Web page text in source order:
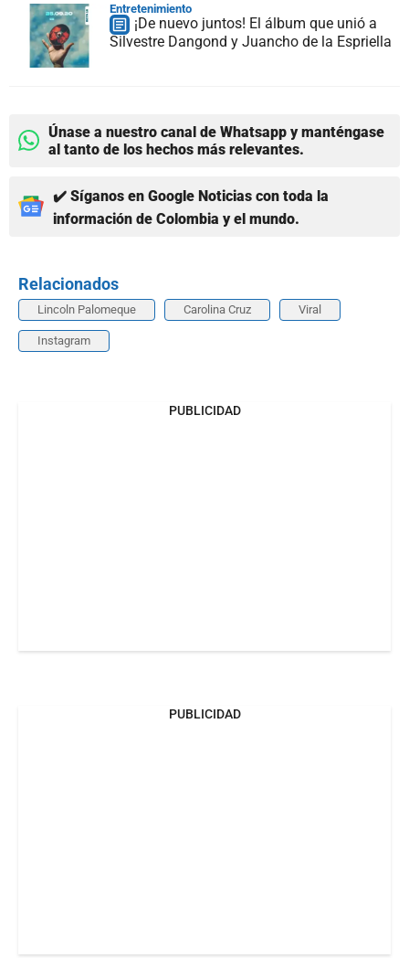
Entretenimiento
¡De nuevo juntos! El álbum que unió a
Silvestre Dangond y Juancho de la Espriella
Únase a nuestro canal de Whatsapp y manténgase
al tanto de los hechos más relevantes.
✔️ Síganos en Google Noticias con toda la
información de Colombia y el mundo.
Relacionados
Lincoln Palomeque Carolina Cruz Viral
Instagram
PUBLICIDAD
PUBLICIDAD